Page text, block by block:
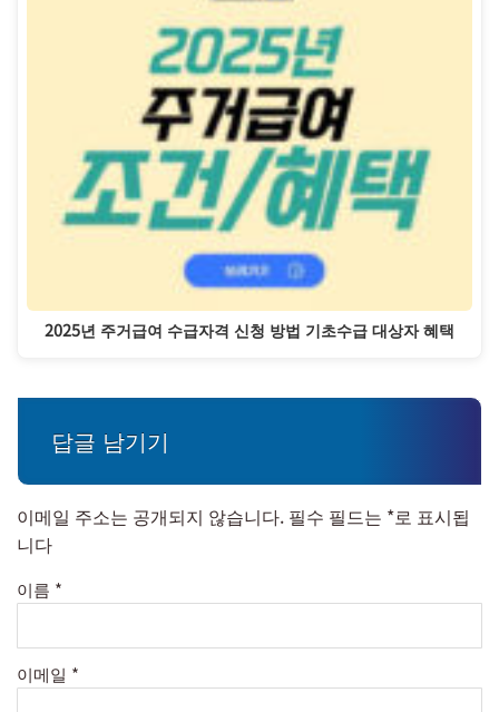
2025년 주거급여 수급자격 신청 방법 기초수급 대상자 혜택
답글 남기기
이메일 주소는 공개되지 않습니다. 필수 필드는 *로 표시됩
니다
이름 *
이메일 *